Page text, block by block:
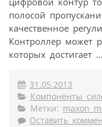
полосой
качественное
Контроллер может
которых достигает ...
31.05.2013
Компоненты
Метки: maxon
Оставить